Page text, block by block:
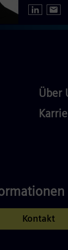
About
Über
Careers
Kontakt